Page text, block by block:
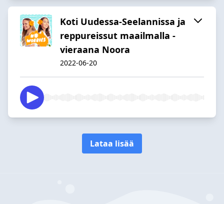
Koti Uudessa-Seelannissa ja
reppureissut maailmalla -
vieraana Noora
2022-06-20
Lataa lisää